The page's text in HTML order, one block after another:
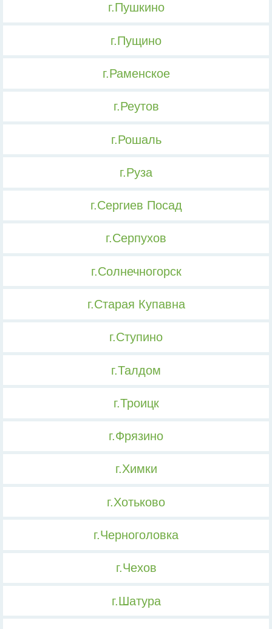
г.Пушкино
г.Пущино
г.Раменское
г.Реутов
г.Рошаль
г.Руза
г.Сергиев Посад
г.Серпухов
г.Солнечногорск
г.Старая Купавна
г.Ступино
г.Талдом
г.Троицк
г.Фрязино
г.Химки
г.Хотьково
г.Черноголовка
г.Чехов
г.Шатура